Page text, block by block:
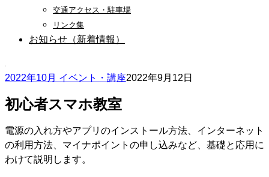
交通アクセス・駐車場
リンク集
お知らせ（新着情報）
2022年10月 イベント・講座2022年9月12日
初心者スマホ教室
電源の入れ方やアプリのインストール方法、インターネット
の利用方法、マイナポイントの申し込みなど、基礎と応用に
わけて説明します。